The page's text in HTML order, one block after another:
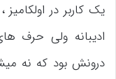
یک کاربر در اولکامیز
ادیبانه ولی حرف
درونش بود که نه